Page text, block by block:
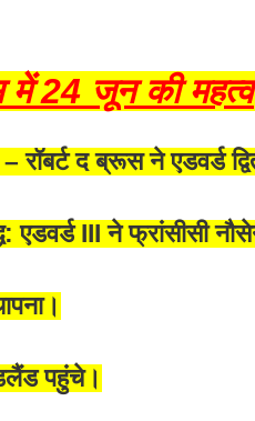
में 24 जून की
रॉबर्ट द ब्रूस ने एडवर्ड
III ने फ्रांसीसी
पहुंचे।